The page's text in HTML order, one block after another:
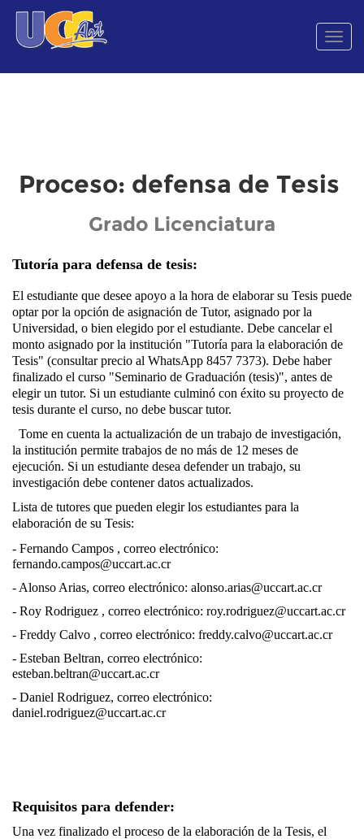
Menú
de
Proceso: defensa de Tesis
Grado Licenciatura
Tutoría para defensa de tesis:
El estudiante que desee apoyo a la hora de elaborar su Tesis puede
optar por la opción de asignación de Tutor, asignado por la
Universidad, o bien elegido por el estudiante. Debe cancelar el
monto asignado por la institución "Tutoría para la elaboración de
Tesis" (consultar precio al WhatsApp 8457 7373). Debe haber
finalizado el curso "Seminario de Graduación (tesis)", antes de
elegir un tutor. Si un estudiante culminó con éxito su proyecto de
tesis durante el curso, no debe buscar tutor.
Tome en cuenta la actualización de un trabajo de investigación,
la institución permite trabajos de no más de 12 meses de
ejecución. Si un estudiante desea defender un trabajo, su
investigación debe contener datos actualizados.
Lista de tutores que pueden elegir los estudiantes para la
elaboración de su Tesis:
- Fernando Campos , correo electrónico:
fernando.campos@uccart.ac.cr
- Alonso Arias, correo electrónico: alonso.arias@uccart.ac.cr
- Roy Rodriguez , correo electrónico: roy.rodriguez@uccart.ac.cr
- Freddy Calvo , correo electrónico: freddy.calvo@uccart.ac.cr
- Esteban Beltran, correo electrónico:
esteban.beltran@uccart.ac.cr
- Daniel Rodriguez, correo electrónico:
daniel.rodriguez@uccart.ac.cr
Requisitos para defender:
Una vez finalizado el proceso de la elaboración de la Tesis, el